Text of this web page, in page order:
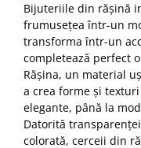
Bijuteriile din rășină
frumusețea într-un
transforma într-un
completează perfect
Rășina, un material
a crea forme și
elegante, până la
Datorită
colorată, cerceii din